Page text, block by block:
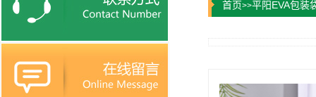
首页>>平阳EVA包装